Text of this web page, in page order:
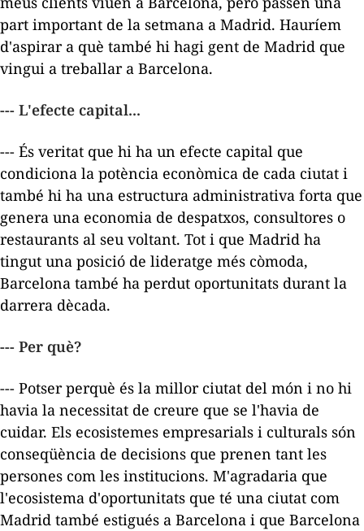
part important de la setmana a Madrid. Hauríem
d'aspirar a què també hi hagi gent de Madrid que
vingui a treballar a Barcelona.
--- L'efecte capital...
--- És veritat que hi ha un efecte capital que
condiciona la potència econòmica de cada ciutat i
també hi ha una estructura administrativa forta que
genera una economia de despatxos, consultores o
restaurants al seu voltant. Tot i que Madrid ha
tingut una posició de lideratge més còmoda,
Barcelona també ha perdut oportunitats durant la
darrera dècada.
--- Per què?
--- Potser perquè és la millor ciutat del món i no hi
havia la necessitat de creure que se l'havia de
cuidar. Els ecosistemes empresarials i culturals són
conseqüència de decisions que prenen tant les
persones com les institucions. M'agradaria que
l'ecosistema d'oportunitats que té una ciutat com
Madrid també estigués a Barcelona i que Barcelona